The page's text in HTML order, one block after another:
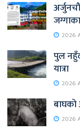
2026
पुल
यात्रा
2026
बाघको
2026